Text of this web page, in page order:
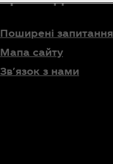
Поширені запитання
Мапа сайту
Звʼязок з нами